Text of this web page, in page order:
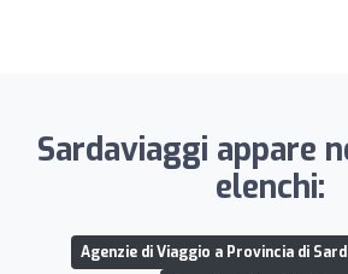
Sardaviaggi appare
elenchi:
Agenzie di Viaggio a Provincia di